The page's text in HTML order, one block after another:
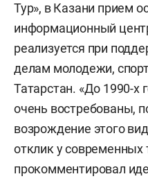
Тур», в Казани прием
информационный
реализуется при
делам молодежи,
Татарстан. «До 1990-х
очень востребованы,
возрождение этого
отклик у современных
прокомментировал